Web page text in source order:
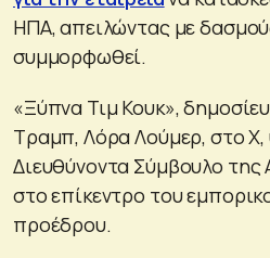
ΗΠΑ, απειλώντας με
συμμορφωθεί.
«Ξύπνα Τιμ Κουκ»,
Τραμπ, Λόρα Λούμερ, στο
Διευθύνοντα Σύμβουλο της
στο επίκεντρο του
προέδρου.